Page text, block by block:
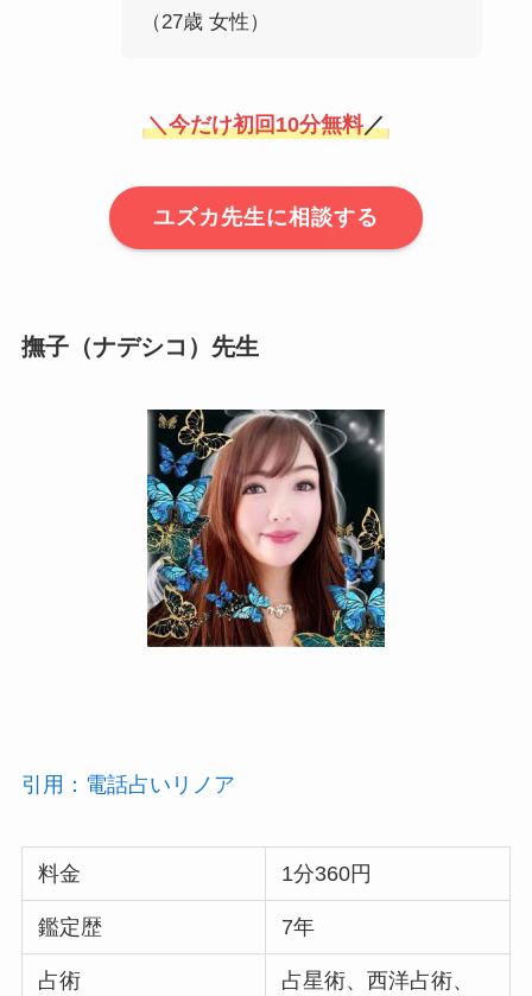
（27歳 女性）
＼今だけ初回10分無料／
ユズカ先生に相談する
撫子（ナデシコ）先生
引用：電話占いリノア
料金 1分360円
鑑定歴 7年
占術
占星術、西洋占術、